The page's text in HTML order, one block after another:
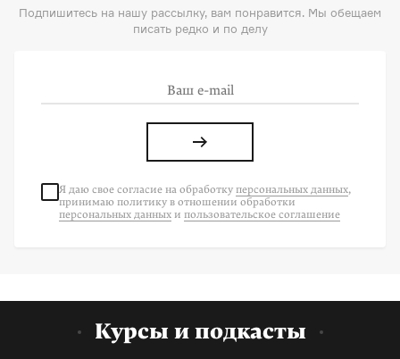
Подпишитесь на нашу рассылку, вам понравится. Мы обещаем
писать редко и по делу
Я даю свое согласие на обработку персональных данных,
принимаю политику в отношении обработки
персональных данных и пользовательское соглашение
Курсы и подкасты